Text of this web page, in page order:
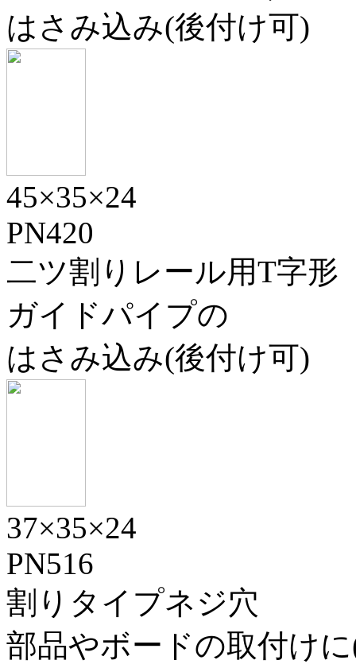
はさみ込み(後付け可)
45×35×24
PN420
二ツ割りレール用T字形
ガイドパイプの
はさみ込み(後付け可)
37×35×24
PN516
割りタイプネジ穴
部品やボードの取付け